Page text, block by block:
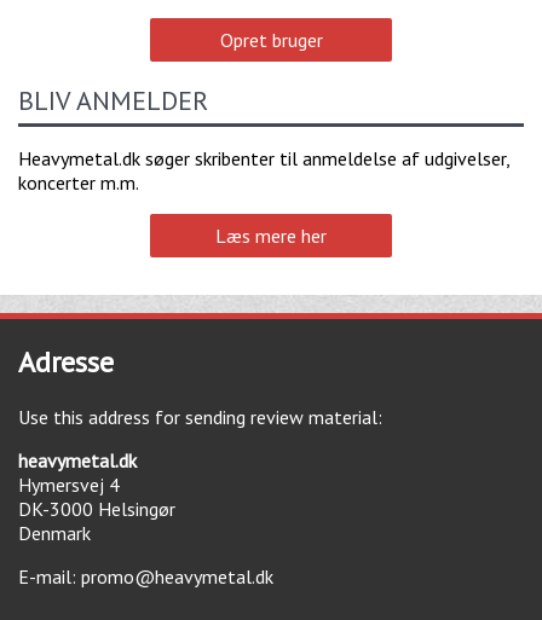
Opret bruger
BLIV ANMELDER
Heavymetal.dk søger skribenter til anmeldelse af udgivelser,
koncerter m.m.
Læs mere her
Adresse
Use this address for sending review material:
heavymetal.dk
Hymersvej 4
DK-3000 Helsingør
Denmark
E-mail: promo@heavymetal.dk